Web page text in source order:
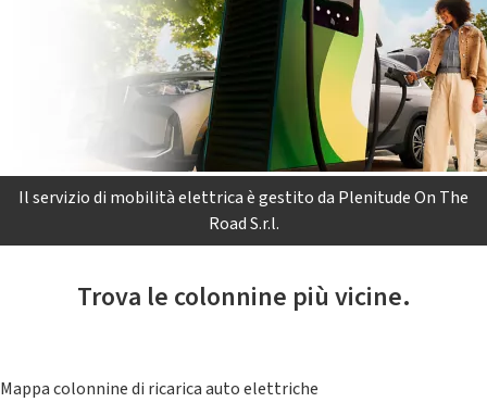
Il servizio di mobilità elettrica è gestito da Plenitude On The
Road S.r.l.
Trova le colonnine più vicine.
Mappa colonnine di ricarica auto elettriche